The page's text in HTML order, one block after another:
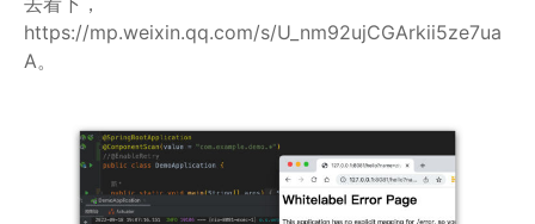
https://mp.weixin.qq.com/s/U_nm92ujCGArkii5ze7ua
A。